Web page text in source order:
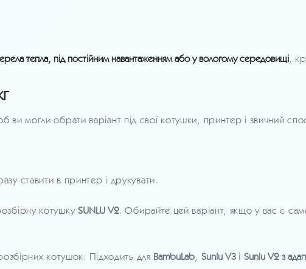
тепла, під постійним навантаженням або у вологому середовищі,
могли обрати варіант під свої котушки, принтер і звичний
ставити в принтер і друкувати.
котушку SUNLU V2. Обирайте цей варіант, якщо у вас є
котушок. Підходить для BambuLab Sunlu V3і Sunlu V2 з